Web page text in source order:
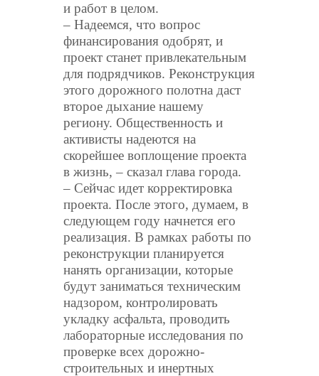
и работ в целом.
– Надеемся, что вопрос
финансирования одобрят, и
проект станет привлекательным
для подрядчиков. Реконструкция
этого дорожного полотна даст
второе дыхание нашему
региону. Общественность и
активисты надеются на
скорейшее воплощение проекта
в жизнь, – сказал глава города.
– Сейчас идет корректировка
проекта. После этого, думаем, в
следующем году начнется его
реализация. В рамках работы по
реконструкции планируется
нанять организации, которые
будут заниматься техническим
надзором, контролировать
укладку асфальта, проводить
лабораторные исследования по
проверке всех дорожно-
строительных и инертных